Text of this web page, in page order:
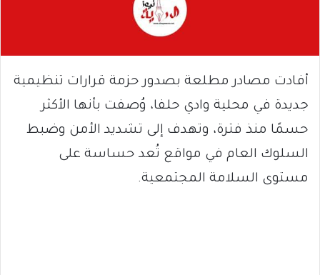
أفادت مصادر مطلعة بصدور حزمة قرارات تنظيمية
جديدة في محلية وادي حلفا، وُصفت بأنها الأكثر
حسمًا منذ فترة، وتهدف إلى تشديد الأمن وضبط
السلوك العام في مواقع تُعد حساسة على
مستوى السلامة المجتمعية.